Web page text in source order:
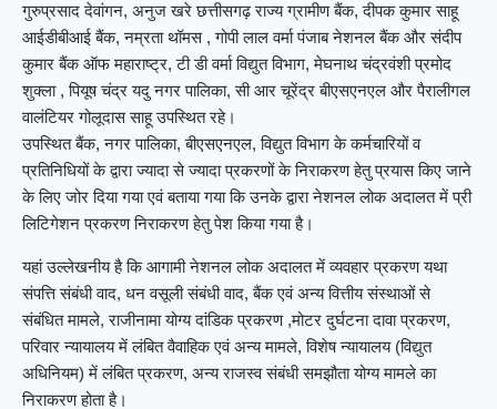
गुरुप्रसाद देवांगन, अनुज खरे छत्तीसगढ़ राज्य ग्रामीण बैंक, दीपक कुमार साहू
आईडीबीआई बैंक, नम्रता थॉमस , गोपी लाल वर्मा पंजाब नेशनल बैंक और संदीप
कुमार बैंक ऑफ महाराष्ट्र, टी डी वर्मा विद्युत विभाग, मेघनाथ चंद्रवंशी प्रमोद
शुक्ला , पियूष चंद्र यदु नगर पालिका, सी आर चूरेंद्र बीएसएनएल और पैरालीगल
वालंटियर गोलूदास साहू उपस्थित रहे।
उपस्थित बैंक, नगर पालिका, बीएसएनएल, विद्युत विभाग के कर्मचारियों व
प्रतिनिधियों के द्वारा ज्यादा से ज्यादा प्रकरणों के निराकरण हेतु प्रयास किए जाने
के लिए जोर दिया गया एवं बताया गया कि उनके द्वारा नेशनल लोक अदालत में प्री
लिटिगेशन प्रकरण निराकरण हेतु पेश किया गया है।
यहां उल्लेखनीय है कि आगामी नेशनल लोक अदालत में व्यवहार प्रकरण यथा
संपत्ति संबंधी वाद, धन वसूली संबंधी वाद, बैंक एवं अन्य वित्तीय संस्थाओं से
संबंधित मामले, राजीनामा योग्य दांडिक प्रकरण ,मोटर दुर्घटना दावा प्रकरण,
परिवार न्यायालय में लंबित वैवाहिक एवं अन्य मामले, विशेष न्यायालय (विद्युत
अधिनियम) में लंबित प्रकरण, अन्य राजस्व संबंधी समझौता योग्य मामले का
निराकरण होता है।